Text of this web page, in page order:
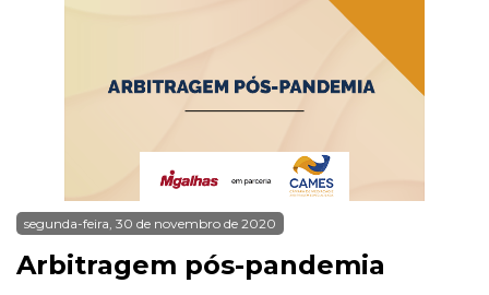
segunda-feira, 30 de novembro de 2020
Arbitragem pós-pandemia